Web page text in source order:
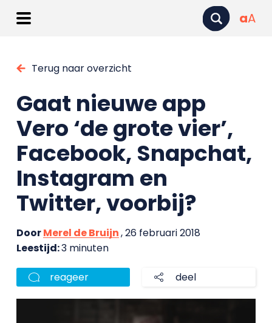
aA
Terug naar overzicht
Gaat nieuwe app
Vero ‘de grote vier’,
Facebook, Snapchat,
Instagram en
Twitter, voorbij?
DoorMerel de Bruijn, 26 februari 2018
Leestijd:3 minuten
reageer deel